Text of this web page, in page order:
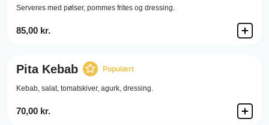
Serveres med pølser, pommes frites og dressing.
85,00 kr.
Pita Kebab Populært
Kebab, salat, tomatskiver, agurk, dressing.
70,00 kr.